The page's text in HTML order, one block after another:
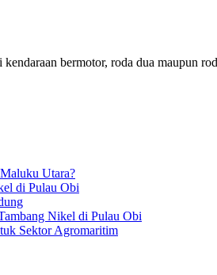
bermotor, roda dua maupun
Utara?
di Pulau Obi
Nikel di Pulau Obi
Sektor Agromaritim